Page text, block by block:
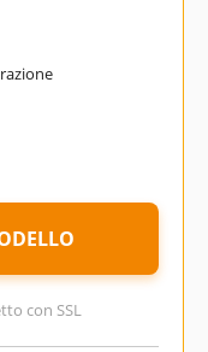
con SSL